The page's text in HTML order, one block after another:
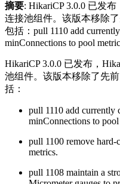
摘要: HikariCP 3.0.0 已发
连接池组件。该版本移除
包括：pull 1110 add
minConnections to pool
HikariCP 3.0.0 已发布，
池组件。该版本移除了先
括：
pull 1110 add currently
minConnections to pool
pull 1100 remove
metrics.
pull 1108 maintain a